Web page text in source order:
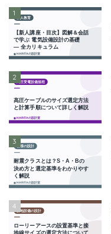
1
2
3
4